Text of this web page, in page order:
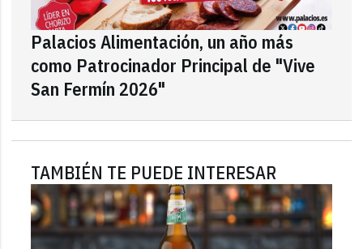
Palacios Alimentación, un año más
como Patrocinador Principal de "Vive
San Fermín 2026"
TAMBIÉN TE PUEDE INTERESAR